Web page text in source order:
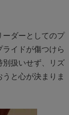
ーダーとしてのプ
イドが傷つけら
別扱いせず、リズ
と心が決まりま